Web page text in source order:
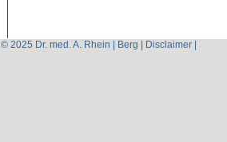
© 2025 Dr. med. A. Rhein | Berg | Disclaimer|